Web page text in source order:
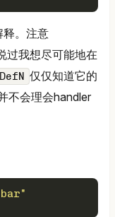
释。注意
过我想尽可能地在
仅仅知道它的
不会理会handler